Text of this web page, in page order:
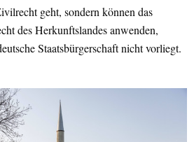
geht, sondern können das
des Herkunftslandes anwenden,
Staatsbürgerschaft nicht vorliegt.